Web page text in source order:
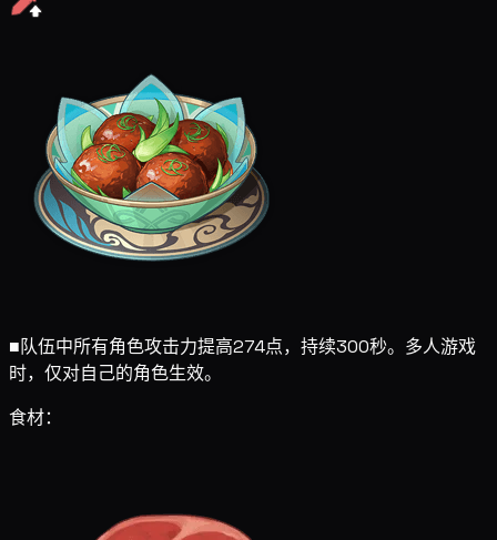
■队伍中所有角色攻击力提高274点，持续300秒。多人游戏
时，仅对自己的角色生效。
食材：